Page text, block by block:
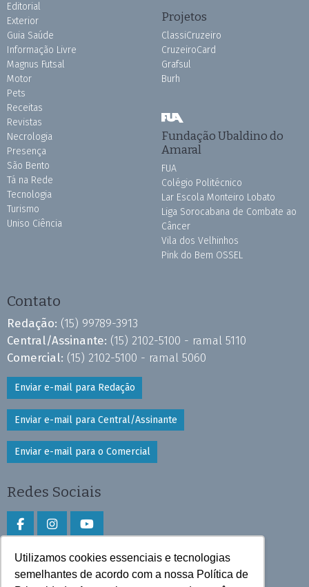
Utilizamos cookies essenciais e tecnologias
semelhantes de acordo com a nossa Política de
Editorial
Exterior
Guia Saúde
Informação Livre
Magnus Futsal
Motor
Pets
Receitas
Revistas
Necrologia
Presença
São Bento
Tá na Rede
Tecnologia
Turismo
Uniso Ciência
Projetos
ClassiCruzeiro
CruzeiroCard
Grafsul
Burh
Fundação Ubaldino do
Amaral
FUA
Colégio Politécnico
Lar Escola Monteiro Lobato
Liga Sorocabana de Combate ao
Câncer
Vila dos Velhinhos
Pink do Bem OSSEL
Contato
Redação: (15) 99789-3913
Central/Assinante: (15) 2102-5100 - ramal 5110
Comercial: (15) 2102-5100 - ramal 5060
Enviar e-mail para Redação
Enviar e-mail para Central/Assinante
Enviar e-mail para o Comercial
Redes Sociais
Faça download do aplicativo